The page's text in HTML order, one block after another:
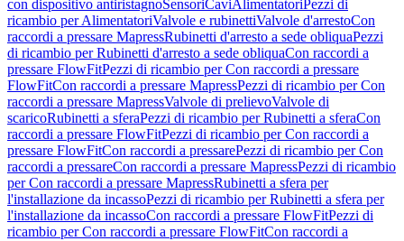
con dispositivo antiristagnoSensoriCaviAlimentatori Pezzi di
ricambio per AlimentatoriValvole e rubinettiValvole d'arrestoCon
raccordi a pressare MapressRubinetti d'arresto a sede obliquaPezzi
di ricambio per Rubinetti d'arresto a sede obliquaCon raccordi a
pressare FlowFitPezzi di ricambio per Con raccordi a pressare
FlowFitCon raccordi a pressare MapressPezzi di ricambio per Con
raccordi a pressare MapressValvole di prelievoValvole di
scaricoRubinetti a sferaPezzi di ricambio per Rubinetti a sferaCon
raccordi a pressare FlowFitPezzi di ricambio per Con raccordi a
pressare FlowFitCon raccordi a pressarePezzi di ricambio per Con
raccordi a pressareCon raccordi a pressare MapressPezzi di ricambio
per Con raccordi a pressare MapressRubinetti a sfera per
l'installazione da incassoPezzi di ricambio per Rubinetti a sfera per
l'installazione da incassoCon raccordi a pressare FlowFitPezzi di
ricambio per Con raccordi a pressare FlowFitCon raccordi a